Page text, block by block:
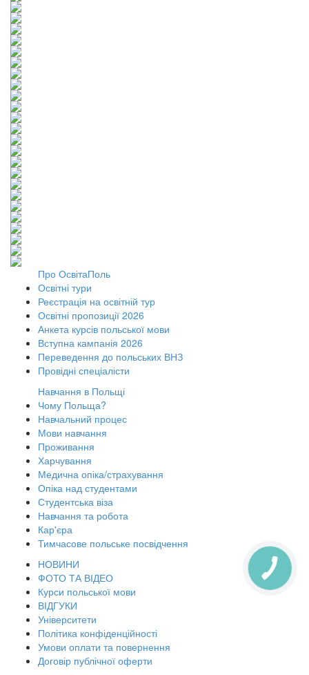
Про ОсвітаПоль
Освітні тури
Реєстрація на освітній тур
Освітні пропозиції 2026
Анкета курсів польської мови
Вступна кампанія 2026
Переведення до польських ВНЗ
Провідні спеціалісти
Навчання в Польщі
Чому Польща?
Навчальний процес
Мови навчання
Проживання
Харчування
Медична опіка/страхування
Опіка над студентами
Студентська віза
Навчання та робота
Кар'єра
Тимчасове польське посвідчення
НОВИНИ
ФОТО ТА ВІДЕО
Курси польської мови
ВІДГУКИ
Університети
Політика конфіденційності
Умови оплати та повернення
Договір публічної оферти
КНОПКА
ЗВ'ЯЗКУ